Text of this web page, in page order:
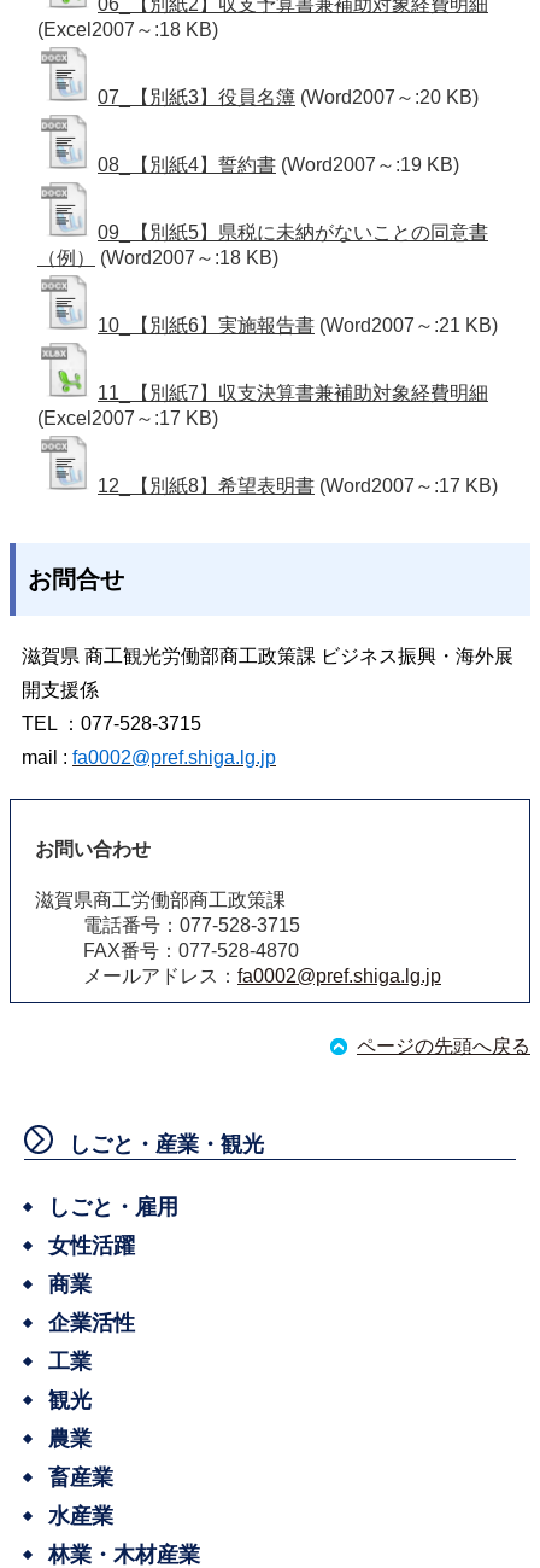
06_【別紙2】収支予算書兼補助対象経費明細
(Excel2007～:18 KB)
07_【別紙3】役員名簿 (Word2007～:20 KB)
08_【別紙4】誓約書 (Word2007～:19 KB)
09_【別紙5】県税に未納がないことの同意書
（例）
(Word2007～:18 KB)
10_【別紙6】実施報告書 (Word2007～:21 KB)
11_【別紙7】収支決算書兼補助対象経費明細
(Excel2007～:17 KB)
12_【別紙8】希望表明書 (Word2007～:17 KB)
お問合せ
滋賀県 商工観光労働部商工政策課 ビジネス振興・海外展
開支援係
TEL ：077-528-3715
mail : fa0002@pref.shiga.lg.jp
お問い合わせ
滋賀県商工労働部商工政策課
電話番号：077-528-3715
FAX番号：077-528-4870
メールアドレス： fa0002@pref.shiga.lg.jp
ページの先頭へ戻る
しごと・産業・観光
しごと・雇用
女性活躍
商業
企業活性
工業
観光
農業
畜産業
水産業
林業・木材産業